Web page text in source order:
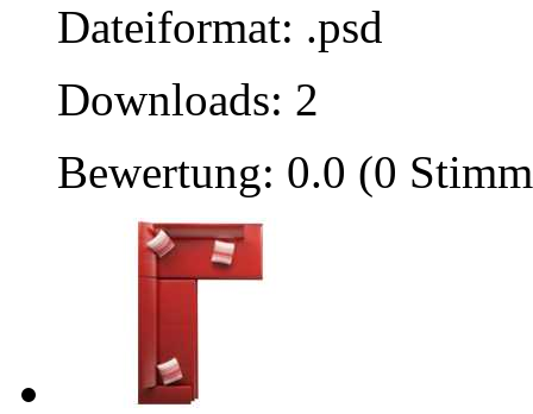
Dateiformat: .psd
Downloads: 2
Bewertung: 0.0 (0